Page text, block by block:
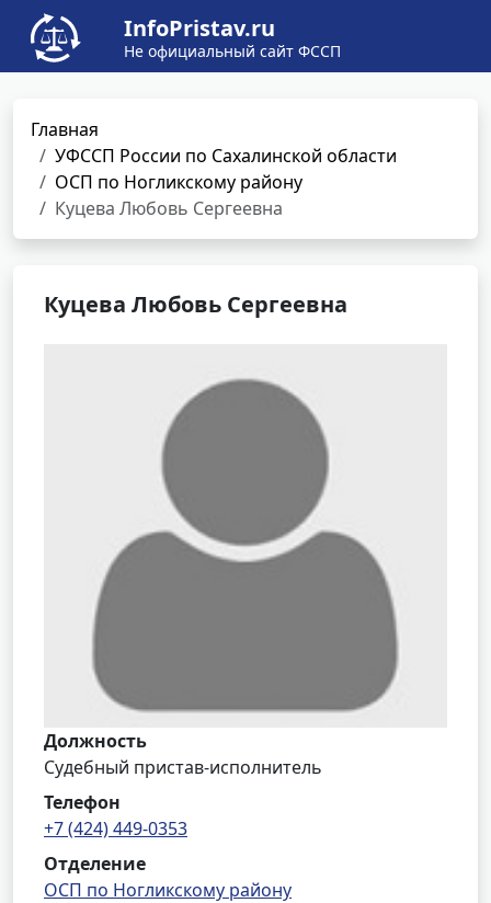
InfoPristav.ru
Не официальный сайт ФССП
Главная
УФССП России по Сахалинской области
ОСП по Ногликскому району
Куцева Любовь Сергеевна
Куцева Любовь Сергеевна
Должность
Судебный пристав-исполнитель
Телефон
+7 (424) 449-0353
Отделение
ОСП по Ногликскому району